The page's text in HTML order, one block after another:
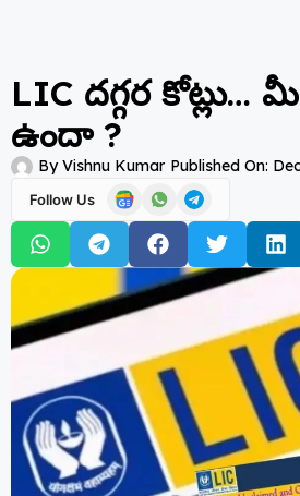
LIC దగ్గర కోట్లు…
ఉందా ?
ByVishnu Kumar Published On:
Follow Us